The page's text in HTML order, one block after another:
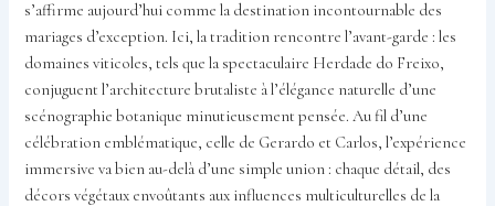
s’affirme aujourd’hui comme la destination incontournable des
mariages d’exception. Ici, la tradition rencontre l’avant-garde : les
domaines viticoles, tels que la spectaculaire Herdade do Freixo,
conjuguent l’architecture brutaliste à l’élégance naturelle d’une
scénographie botanique minutieusement pensée. Au fil d’une
célébration emblématique, celle de Gerardo et Carlos, l’expérience
immersive va bien au-delà d’une simple union : chaque détail, des
décors végétaux envoûtants aux influences multiculturelles de la